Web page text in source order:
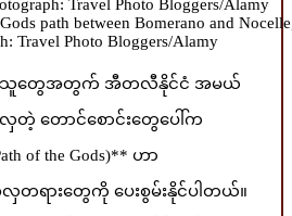
path between Bomerano and
Travel Photo Bloggers/Alamy
ရှိသူတွေအတွက် အီတလီနိုင်ငံ အမယ်
လှတဲ့ တောင်စောင်းတွေပေါ်က
of the Gods)** ဟာ
ရားတွေကို ပေးစွမ်းနိုင်ပါတယ်။